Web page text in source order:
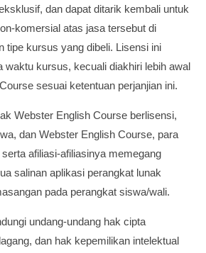
dan dapat ditarik kembali untuk
komersial atas jasa tersebut di
tipe kursus yang dibeli. Lisensi ini
waktu kursus, kecuali diakhiri lebih awal
sesuai ketentuan perjanjian ini.
Webster English Course berlisensi,
dan Webster English Course, para
afiliasi-afiliasinya memegang
salinan aplikasi perangkat lunak
pada perangkat siswa/wali.
undang-undang hak cipta
dan hak kepemilikan intelektual